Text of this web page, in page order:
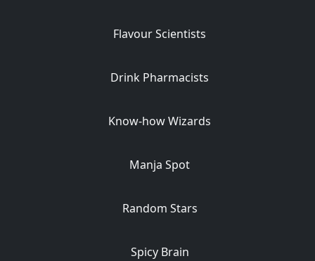
Flavour Scientists
Drink Pharmacists
Know-how Wizards
Manja Spot
Random Stars
Spicy Brain